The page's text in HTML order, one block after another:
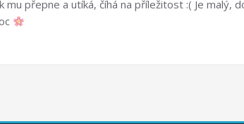
mu přepne a utíká, číhá na příležitost :( Je